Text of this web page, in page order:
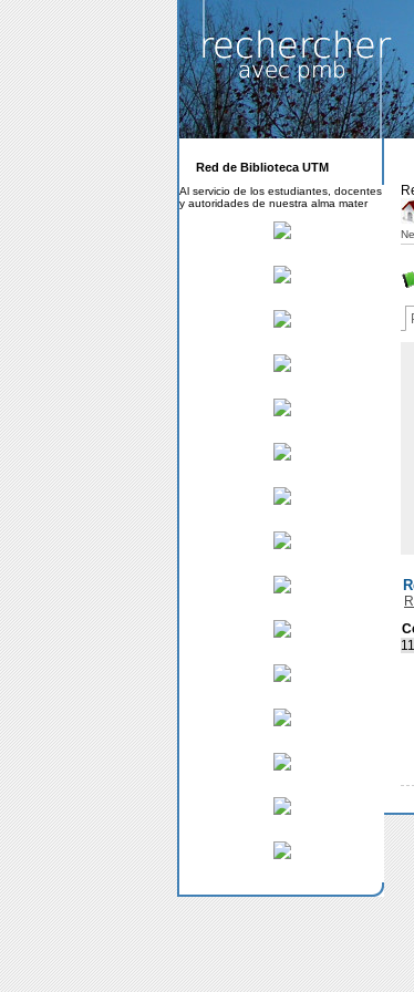
Red de Biblioteca UTM
Al servicio de los estudiantes, docentes
y autoridades de nuestra alma mater